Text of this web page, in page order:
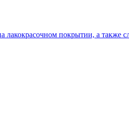
покрытии, а также